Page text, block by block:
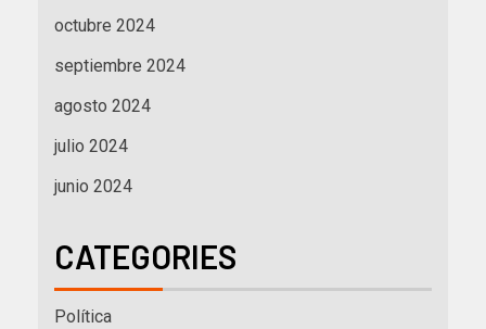
octubre 2024
septiembre 2024
agosto 2024
julio 2024
junio 2024
CATEGORIES
Política